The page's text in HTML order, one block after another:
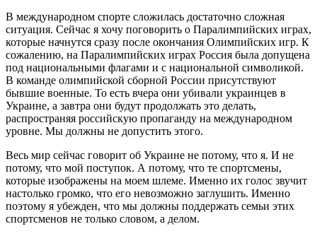
В международном спорте сложилась достаточно сложная
ситуация. Сейчас я хочу поговорить о Паралимпийских играх,
которые начнутся сразу после окончания Олимпийских игр. К
сожалению, на Паралимпийских играх Россия была допущена
под национальными флагами и с национальной символикой.
В команде олимпийской сборной России присутствуют
бывшие военные. То есть вчера они убивали украинцев в
Украине, а завтра они будут продолжать это делать,
распространяя российскую пропаганду на международном
уровне. Мы должны не допустить этого.
Весь мир сейчас говорит об Украине не потому, что я. И не
потому, что мой поступок. А потому, что те спортсмены,
которые изображены на моем шлеме. Именно их голос звучит
настолько громко, что его невозможно заглушить. Именно
поэтому я убежден, что мы должны поддержать семьи этих
спортсменов не только словом, а делом.